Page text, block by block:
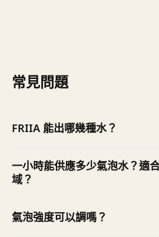
常見問題
FRIIA 能出哪幾種水？
出冰水／熱水／氣泡水（三溫）。
（那是 MIX 熱水機系列才有）。
一小時能供應多少氣泡水？適
域？
泡水／冰水（進水 15°C、出水
氣泡強度可以調嗎？